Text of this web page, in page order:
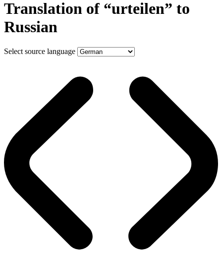
Translation of “urteilen” to
Russian
Select source language